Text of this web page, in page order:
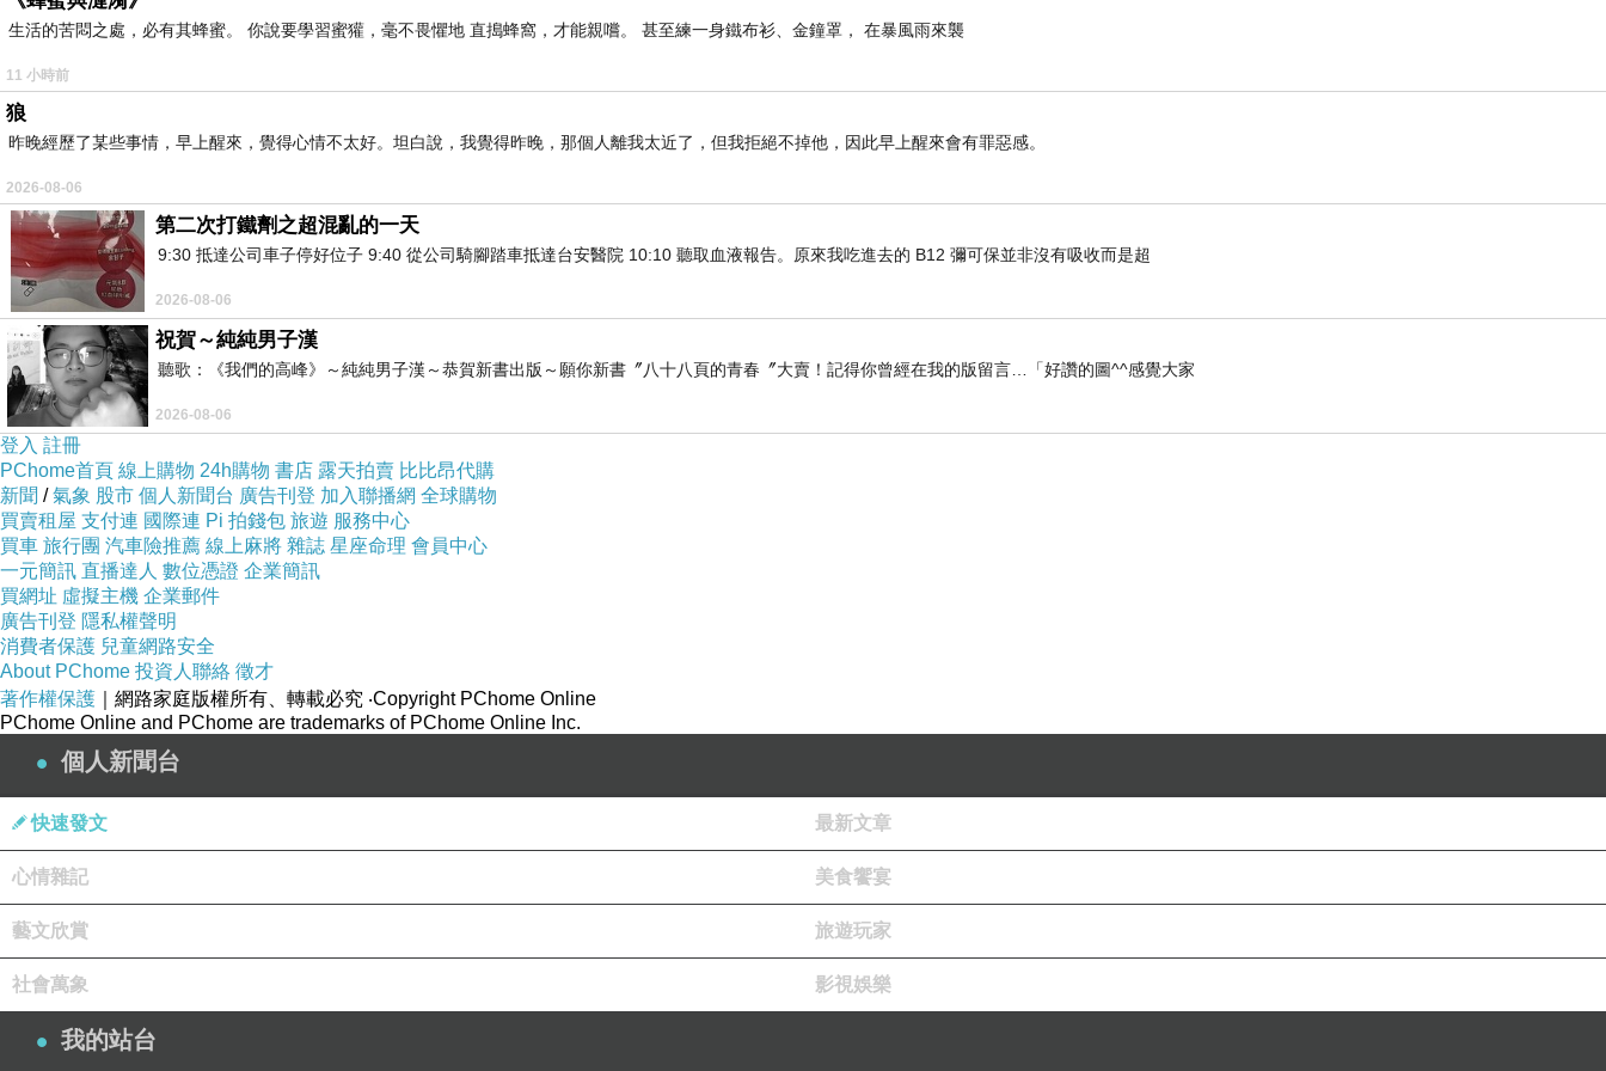
生活的苦悶之處，必有其蜂蜜。 你說要學習蜜獾，毫不畏懼地 直搗蜂窩，才能親嚐。 甚至練一身鐵布衫、金鐘罩， 在暴風雨來襲
11 小時前
狼
昨晚經歷了某些事情，早上醒來，覺得心情不太好。坦白說，我覺得昨晚，那個人離我太近了，但我拒絕不掉他，因此早上醒來會有罪惡感。
2026-08-06
第二次打鐵劑之超混亂的一天
9:30 抵達公司車子停好位子 9:40 從公司騎腳踏車抵達台安醫院 10:10 聽取血液報告。原來我吃進去的 B12 彌可保並非沒有吸收而是超
2026-08-06
祝賀～純純男子漢
聽歌：《我們的高峰》～純純男子漢～恭賀新書出版～願你新書〞八十八頁的青春〞大賣！記得你曾經在我的版留言…「好讚的圖^^感覺大家
2026-08-06
登入 註冊
PChome首頁 線上購物 24h購物 書店 露天拍賣 比比昂代購
新聞 /氣象 股市 個人新聞台 廣告刊登 加入聯播網 全球購物
買賣租屋 支付連 國際連 Pi 拍錢包 旅遊 服務中心
買車 旅行團 汽車險推薦 線上麻將 雜誌 星座命理 會員中心
一元簡訊 直播達人 數位憑證 企業簡訊
買網址 虛擬主機 企業郵件
廣告刊登 隱私權聲明
消費者保護 兒童網路安全
About PChome 投資人聯絡 徵才
著作權保護 ｜網路家庭版權所有、轉載必究 ‧Copyright PChome Online
PChome Online and PChome are trademarks of PChome Online Inc.
個人新聞台
快速發文 最新文章
心情雜記 美食饗宴
藝文欣賞 旅遊玩家
社會萬象 影視娛樂
我的站台